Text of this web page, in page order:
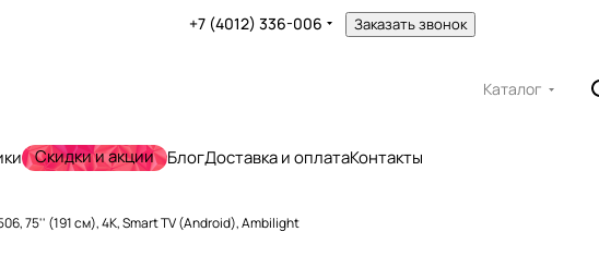
+7 (4012) 336-006 Заказать звонок
Каталог
Скидки и акции БлогДоставка и оплатаКонтакты
75'' (191 см), 4K, Smart TV (Android), Ambilight